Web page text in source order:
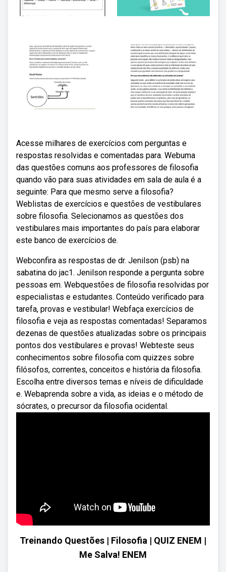
Acesse milhares de exercícios com perguntas e
respostas resolvidas e comentadas para. Webuma
das questões comuns aos professores de filosofia
quando vão para suas atividades em sala de aula é a
seguinte: Para que mesmo serve a filosofia?
Weblistas de exercícios e questões de vestibulares
sobre filosofia. Selecionamos as questões dos
vestibulares mais importantes do país para elaborar
este banco de exercícios de.
Webconfira as respostas de dr. Jenilson (psb) na
sabatina do jac1. Jenilson responde a pergunta sobre
pessoas em. Webquestões de filosofia resolvidas por
especialistas e estudantes. Conteúdo verificado para
tarefa, provas e vestibular! Webfaça exercícios de
filosofia e veja as respostas comentadas! Separamos
dezenas de questões atualizadas sobre os principais
pontos dos vestibulares e provas! Webteste seus
conhecimentos sobre filosofia com quizzes sobre
filósofos, correntes, conceitos e história da filosofia.
Escolha entre diversos temas e níveis de dificuldade
e. Webaprenda sobre a vida, as ideias e o método de
sócrates, o precursor da filosofia ocidental.
Treinando Questões | Filosofia | QUIZ ENEM |
Me Salva! ENEM